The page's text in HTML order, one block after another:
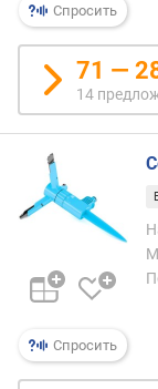
Спросить
71 —
14
Спросить